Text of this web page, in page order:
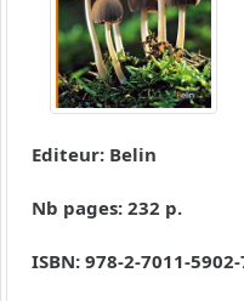
Editeur: Belin
Nb pages: 232 p.
ISBN: 978-2-7011-5902-